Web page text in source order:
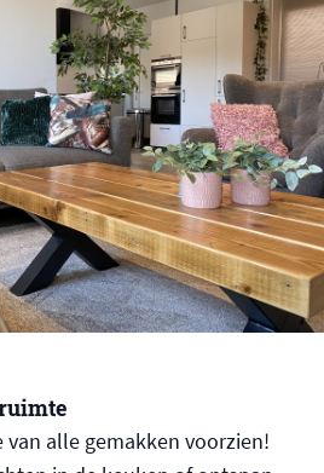
van alle gemakken voorzien!